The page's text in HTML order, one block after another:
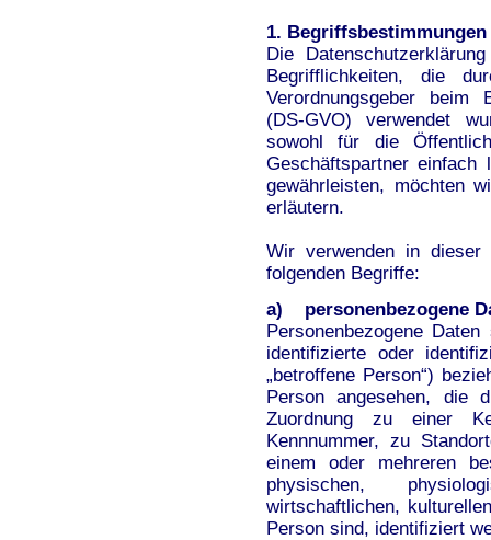
1. Begriffsbestimmungen
Die
Begrifflichkeiten, die
Verordnungsgeber beim
(DS-GVO) verwendet
sowohl für die
Geschäftspartner
gewährleisten, möchten
erläutern.
Wir verwenden in dieser
folgenden Begriffe:
a) personenbezogene
Personenbezogene
identifizierte oder
„betroffene Person“)
Person angesehen, die
Zuordnung zu einer
Kennnummer, zu
einem oder mehreren
physischen,
wirtschaftlichen,
Person sind, identifiziert